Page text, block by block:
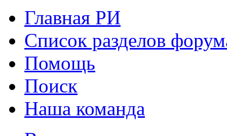
Главная РИ
Список разделов
Помощь
Поиск
Наша команда